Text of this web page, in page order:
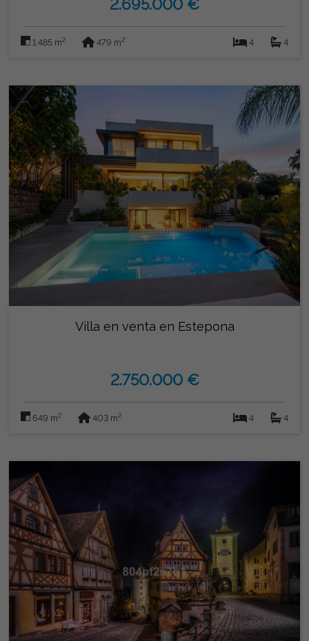
2.695.000 €
1.485 m2 479 m2 4 4
Villa en venta en Estepona
2.750.000 €
649 m2 403 m2 4 4